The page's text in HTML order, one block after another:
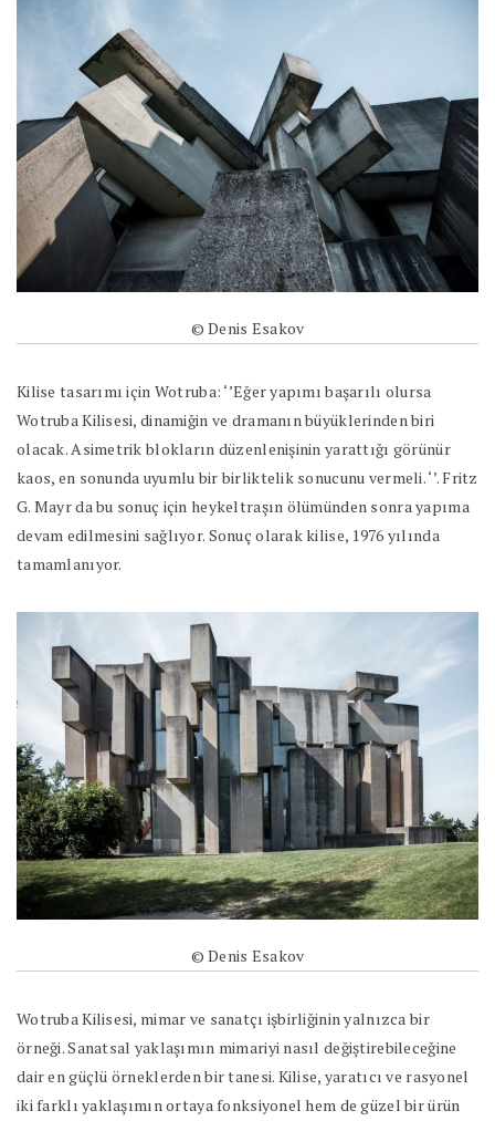
© Denis Esakov
Kilise tasarımı için Wotruba: ‘’Eğer yapımı başarılı olursa
Wotruba Kilisesi, dinamiğin ve dramanın büyüklerinden biri
olacak. Asimetrik blokların düzenlenişinin yarattığı görünür
kaos, en sonunda uyumlu bir birliktelik sonucunu vermeli. ‘’. Fritz
G. Mayr da bu sonuç için heykeltraşın ölümünden sonra yapıma
devam edilmesini sağlıyor. Sonuç olarak kilise, 1976 yılında
tamamlanıyor.
© Denis Esakov
Wotruba Kilisesi, mimar ve sanatçı işbirliğinin yalnızca bir
örneği. Sanatsal yaklaşımın mimariyi nasıl değiştirebileceğine
dair en güçlü örneklerden bir tanesi. Kilise, yaratıcı ve rasyonel
iki farklı yaklaşımın ortaya fonksiyonel hem de güzel bir ürün